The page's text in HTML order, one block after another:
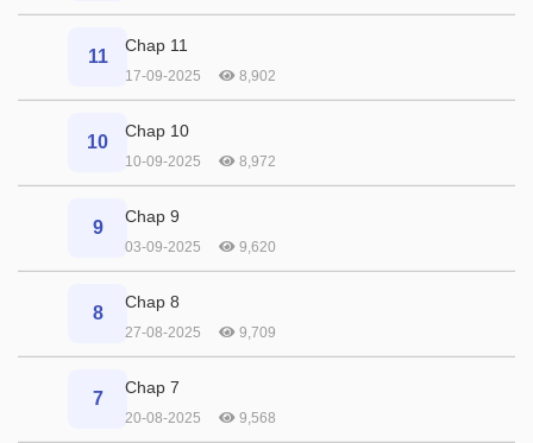
11
Chap 11
17-09-2025 8,902
10
Chap 10
10-09-2025 8,972
9
Chap 9
03-09-2025 9,620
8
Chap 8
27-08-2025 9,709
7
Chap 7
20-08-2025 9,568